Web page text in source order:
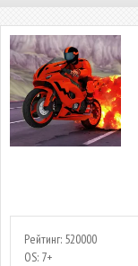
Рейтинг: 520000
OS: 7+